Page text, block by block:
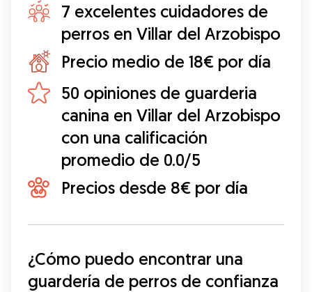
7 excelentes cuidadores de
perros en Villar del Arzobispo
Precio medio de 18€ por día
50 opiniones de guarderia
canina en Villar del Arzobispo
con una calificación
promedio de 0.0/5
Precios desde 8€ por día
¿Cómo puedo encontrar una
guardería de perros de confianza